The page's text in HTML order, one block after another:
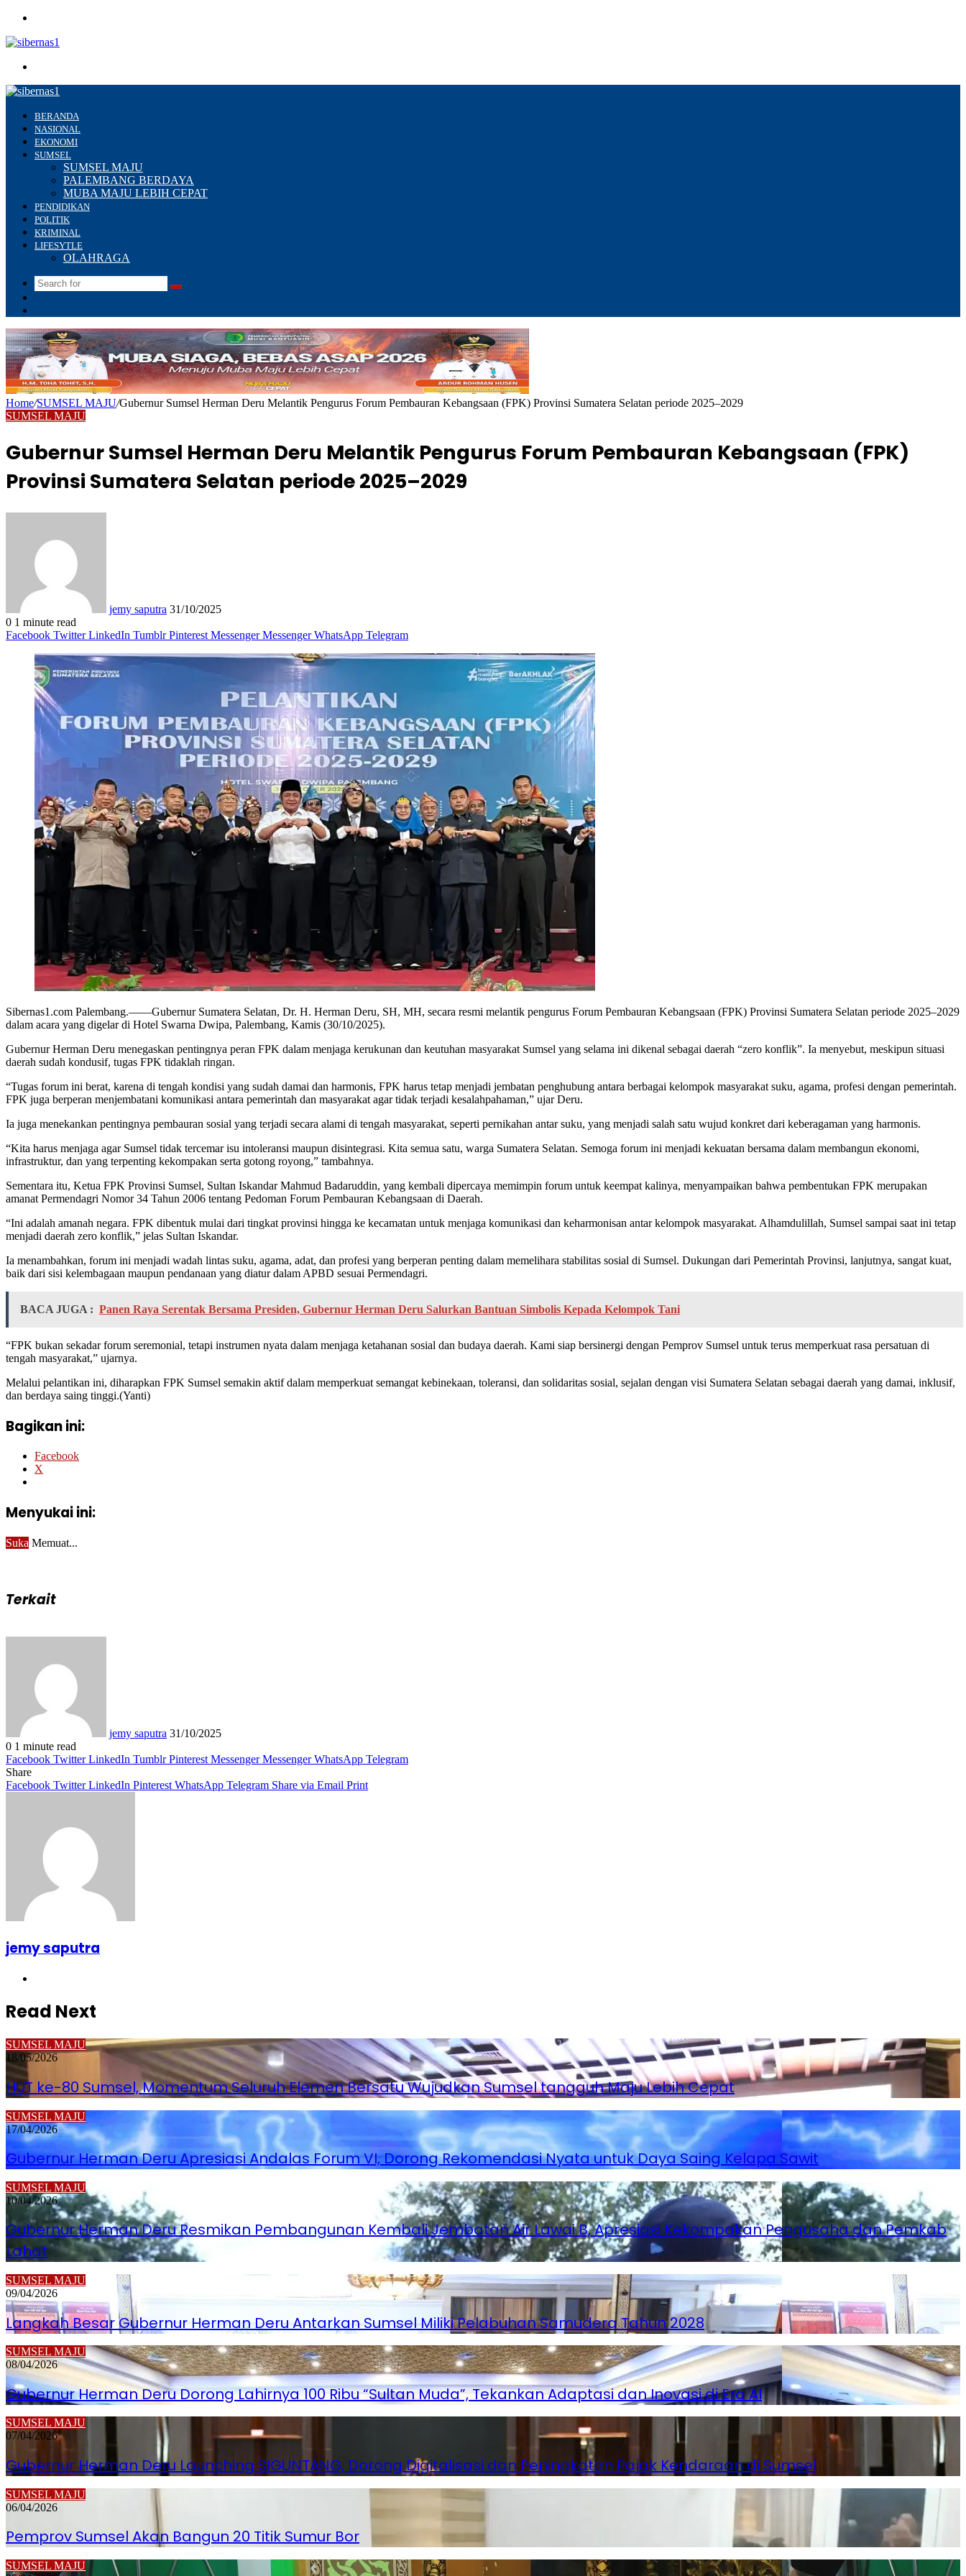
BERANDA
NASIONAL
EKONOMI
SUMSEL
SUMSEL MAJU
PALEMBANG BERDAYA
MUBA MAJU LEBIH CEPAT
PENDIDIKAN
POLITIK
KRIMINAL
LIFESYTLE
OLAHRAGA
Search
Home/SUMSEL MAJU/Gubernur Sumsel Herman Deru Melantik Pengurus Forum Pembauran Kebangsaan (FPK) Provinsi Sumatera Selatan periode 2025–2029
SUMSEL MAJU
Gubernur Sumsel Herman Deru Melantik Pengurus Forum Pembauran Kebangsaan (FPK)
Provinsi Sumatera Selatan periode 2025–2029
jemy saputra 31/10/2025
0 1 minute read
Facebook Twitter LinkedIn Tumblr Pinterest Messenger Messenger WhatsApp Telegram
Sibernas1.com Palembang.——Gubernur Sumatera Selatan, Dr. H. Herman Deru, SH, MH, secara resmi melantik pengurus Forum Pembauran Kebangsaan (FPK) Provinsi Sumatera Selatan periode 2025–2029
dalam acara yang digelar di Hotel Swarna Dwipa, Palembang, Kamis (30/10/2025).
Gubernur Herman Deru menegaskan pentingnya peran FPK dalam menjaga kerukunan dan keutuhan masyarakat Sumsel yang selama ini dikenal sebagai daerah “zero konflik”. Ia menyebut, meskipun situasi
daerah sudah kondusif, tugas FPK tidaklah ringan.
“Tugas forum ini berat, karena di tengah kondisi yang sudah damai dan harmonis, FPK harus tetap menjadi jembatan penghubung antara berbagai kelompok masyarakat suku, agama, profesi dengan pemerintah.
FPK juga berperan menjembatani komunikasi antara pemerintah dan masyarakat agar tidak terjadi kesalahpahaman,” ujar Deru.
Ia juga menekankan pentingnya pembauran sosial yang terjadi secara alami di tengah masyarakat, seperti pernikahan antar suku, yang menjadi salah satu wujud konkret dari keberagaman yang harmonis.
“Kita harus menjaga agar Sumsel tidak tercemar isu intoleransi maupun disintegrasi. Kita semua satu, warga Sumatera Selatan. Semoga forum ini menjadi kekuatan bersama dalam membangun ekonomi,
infrastruktur, dan yang terpenting kekompakan serta gotong royong,” tambahnya.
Sementara itu, Ketua FPK Provinsi Sumsel, Sultan Iskandar Mahmud Badaruddin, yang kembali dipercaya memimpin forum untuk keempat kalinya, menyampaikan bahwa pembentukan FPK merupakan
amanat Permendagri Nomor 34 Tahun 2006 tentang Pedoman Forum Pembauran Kebangsaan di Daerah.
“Ini adalah amanah negara. FPK dibentuk mulai dari tingkat provinsi hingga ke kecamatan untuk menjaga komunikasi dan keharmonisan antar kelompok masyarakat. Alhamdulillah, Sumsel sampai saat ini tetap
menjadi daerah zero konflik,” jelas Sultan Iskandar.
Ia menambahkan, forum ini menjadi wadah lintas suku, agama, adat, dan profesi yang berperan penting dalam memelihara stabilitas sosial di Sumsel. Dukungan dari Pemerintah Provinsi, lanjutnya, sangat kuat,
baik dari sisi kelembagaan maupun pendanaan yang diatur dalam APBD sesuai Permendagri.
BACA JUGA : Panen Raya Serentak Bersama Presiden, Gubernur Herman Deru Salurkan Bantuan Simbolis Kepada Kelompok Tani
“FPK bukan sekadar forum seremonial, tetapi instrumen nyata dalam menjaga ketahanan sosial dan budaya daerah. Kami siap bersinergi dengan Pemprov Sumsel untuk terus memperkuat rasa persatuan di
tengah masyarakat,” ujarnya.
Melalui pelantikan ini, diharapkan FPK Sumsel semakin aktif dalam memperkuat semangat kebinekaan, toleransi, dan solidaritas sosial, sejalan dengan visi Sumatera Selatan sebagai daerah yang damai, inklusif,
dan berdaya saing tinggi.(Yanti)
Bagikan ini:
Facebook
X
Menyukai ini:
Suka Memuat...
Terkait
jemy saputra 31/10/2025
0 1 minute read
Facebook Twitter LinkedIn Tumblr Pinterest Messenger Messenger WhatsApp Telegram
Share
Facebook Twitter LinkedIn Pinterest WhatsApp Telegram Share via Email Print
jemy saputra
Read Next
SUMSEL MAJU
18/05/2026
HUT ke-80 Sumsel, Momentum Seluruh Elemen Bersatu Wujudkan Sumsel tangguh Maju Lebih Cepat
SUMSEL MAJU
17/04/2026
Gubernur Herman Deru Apresiasi Andalas Forum VI, Dorong Rekomendasi Nyata untuk Daya Saing Kelapa Sawit
SUMSEL MAJU
10/04/2026
Gubernur Herman Deru Resmikan Pembangunan Kembali Jembatan Air Lawai B, Apresiasi Kekompakan Pengusaha dan Pemkab
Lahat
SUMSEL MAJU
09/04/2026
Langkah Besar Gubernur Herman Deru Antarkan Sumsel Miliki Pelabuhan Samudera Tahun 2028
SUMSEL MAJU
08/04/2026
Gubernur Herman Deru Dorong Lahirnya 100 Ribu “Sultan Muda”, Tekankan Adaptasi dan Inovasi di Era AI
SUMSEL MAJU
07/04/2026
Gubernur Herman Deru Launching SIGUNTANG, Dorong Digitalisasi dan Peningkatan Pajak Kendaraan di Sumsel
SUMSEL MAJU
06/04/2026
Pemprov Sumsel Akan Bangun 20 Titik Sumur Bor
SUMSEL MAJU